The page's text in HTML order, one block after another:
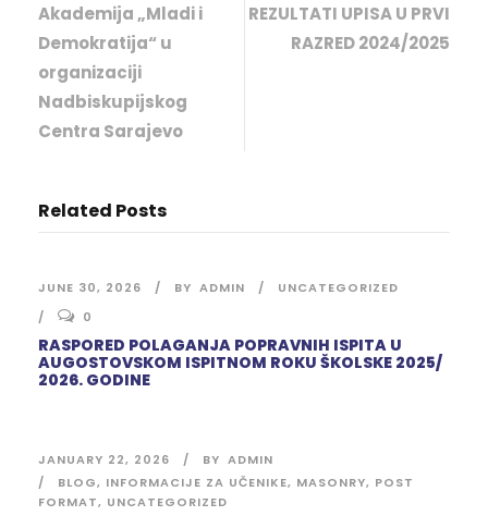
Akademija „Mladi i
Demokratija“ u
organizaciji
Nadbiskupijskog
Centra Sarajevo
REZULTATI UPISA U PRVI
RAZRED 2024/2025
Related Posts
JUNE 30, 2026 BY ADMIN
UNCATEGORIZED
0
RASPORED POLAGANJA POPRAVNIH ISPITA U
AUGOSTOVSKOM ISPITNOM ROKU ŠKOLSKE 2025/
2026. GODINE
JANUARY 22, 2026 BY ADMIN
BLOG, INFORMACIJE ZA UČENIKE, MASONRY, POST
FORMAT, UNCATEGORIZED